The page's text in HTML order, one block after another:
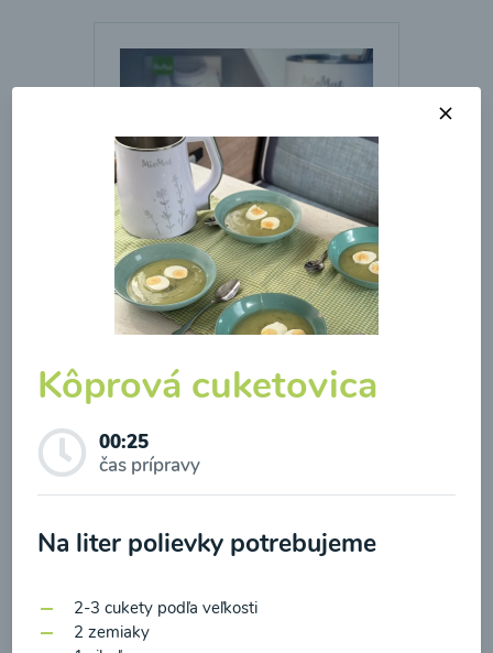
Brokolicová polievka so
syrom
00:25 Zobraziť
Kôprová cuketovica
00:25
čas prípravy
Na liter polievky potrebujeme
2-3 cukety podľa veľkosti
2 zemiaky
Odber noviniek a akcií
spracovaním osobných údajov pre účely